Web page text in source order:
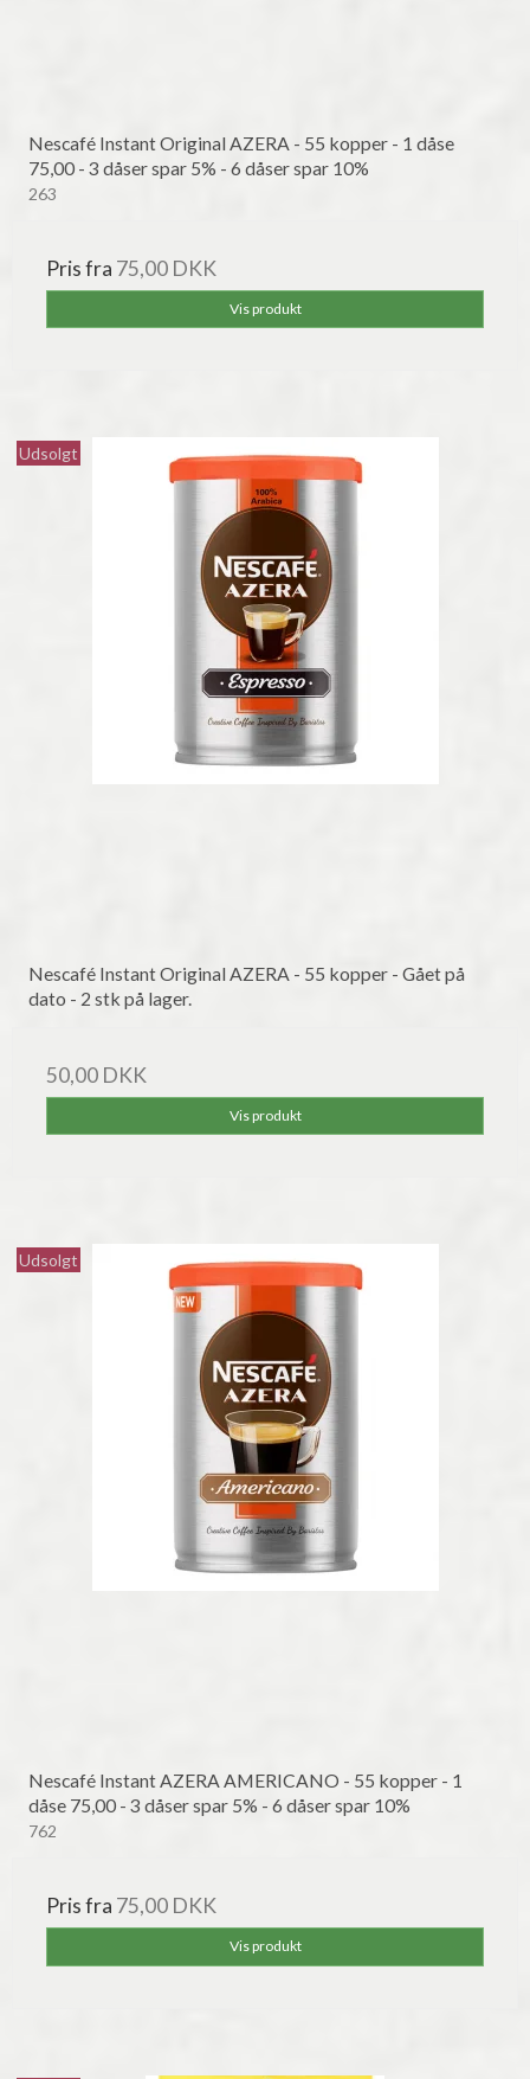
Nescafé Instant Original AZERA - 55 kopper - 1 dåse
75,00 - 3 dåser spar 5% - 6 dåser spar 10%
263
Pris fra 75,00 DKK
Vis produkt
Udsolgt
Nescafé Instant Original AZERA - 55 kopper - Gået på
dato - 2 stk på lager.
50,00 DKK
Vis produkt
Udsolgt
Nescafé Instant AZERA AMERICANO - 55 kopper - 1
dåse 75,00 - 3 dåser spar 5% - 6 dåser spar 10%
762
Pris fra 75,00 DKK
Vis produkt